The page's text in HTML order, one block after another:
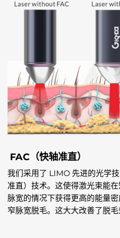
FAC（快轴准直）
我们采用了 LIMO 先进的光学
准直）技术。这使得激光束能
脉宽的情况下获得更高的能量
窄脉宽脱毛。这大大改善了脱毛